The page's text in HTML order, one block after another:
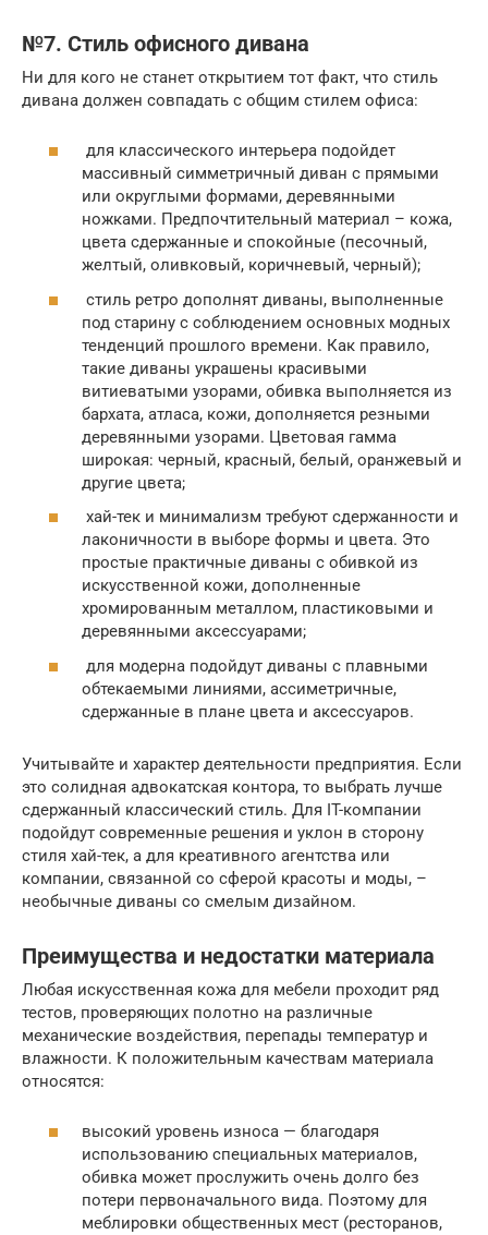
№7. Стиль офисного дивана
Ни для кого не станет открытием тот факт, что стиль
дивана должен совпадать с общим стилем офиса:
для классического интерьера подойдет
массивный симметричный диван с прямыми
или округлыми формами, деревянными
ножками. Предпочтительный материал – кожа,
цвета сдержанные и спокойные (песочный,
желтый, оливковый, коричневый, черный);
стиль ретро дополнят диваны, выполненные
под старину с соблюдением основных модных
тенденций прошлого времени. Как правило,
такие диваны украшены красивыми
витиеватыми узорами, обивка выполняется из
бархата, атласа, кожи, дополняется резными
деревянными узорами. Цветовая гамма
широкая: черный, красный, белый, оранжевый и
другие цвета;
хай-тек и минимализм требуют сдержанности и
лаконичности в выборе формы и цвета. Это
простые практичные диваны с обивкой из
искусственной кожи, дополненные
хромированным металлом, пластиковыми и
деревянными аксессуарами;
для модерна подойдут диваны с плавными
обтекаемыми линиями, ассиметричные,
сдержанные в плане цвета и аксессуаров.
Учитывайте и характер деятельности предприятия. Если
это солидная адвокатская контора, то выбрать лучше
сдержанный классический стиль. Для IT-компании
подойдут современные решения и уклон в сторону
стиля хай-тек, а для креативного агентства или
компании, связанной со сферой красоты и моды, –
необычные диваны со смелым дизайном.
Преимущества и недостатки материала
Любая искусственная кожа для мебели проходит ряд
тестов, проверяющих полотно на различные
механические воздействия, перепады температур и
влажности. К положительным качествам материала
относятся:
высокий уровень износа — благодаря
использованию специальных материалов,
обивка может прослужить очень долго без
потери первоначального вида. Поэтому для
меблировки общественных мест (ресторанов,